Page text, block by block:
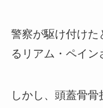
警察が駆け付けた
るリアム・ペイン
しかし、頭蓋骨